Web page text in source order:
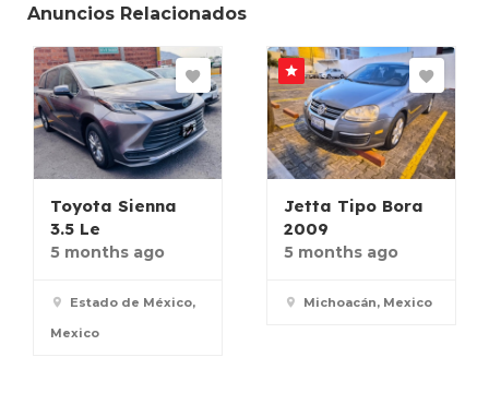
Anuncios Relacionados
Toyota Sienna
3.5 Le
5 months ago
Estado de México,
Mexico
Jetta Tipo Bora
2009
5 months ago
Michoacán, Mexico